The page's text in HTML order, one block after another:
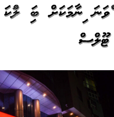
އެއްވަނަ އިނާމަކަށް ބައި
ޓޫލްސް